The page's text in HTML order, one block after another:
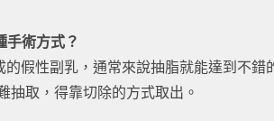
手術方式？
的假性副乳，通常來說抽脂就能達到不錯
抽取，得靠切除的方式取出。